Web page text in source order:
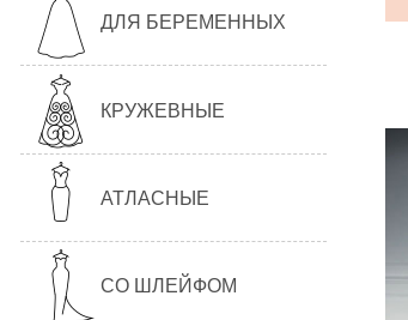
ДЛЯ БЕРЕМЕННЫХ
КРУЖЕВНЫЕ
АТЛАСНЫЕ
СО ШЛЕЙФОМ